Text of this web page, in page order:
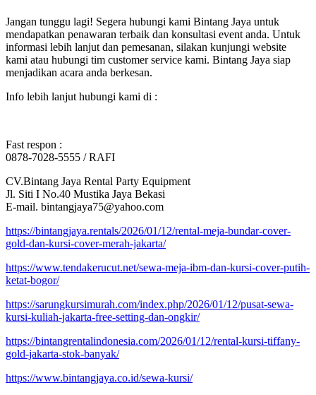
Jangan tunggu lagi! Segera hubungi kami Bintang Jaya untuk
mendapatkan penawaran terbaik dan konsultasi event anda. Untuk
informasi lebih lanjut dan pemesanan, silakan kunjungi website
kami atau hubungi tim customer service kami. Bintang Jaya siap
menjadikan acara anda berkesan.
Info lebih lanjut hubungi kami di :
Fast respon :
0878-7028-5555 / RAFI
CV.Bintang Jaya Rental Party Equipment
Jl. Siti I No.40 Mustika Jaya Bekasi
E-mail. bintangjaya75@yahoo.com
https://bintangjaya.rentals/2026/01/12/rental-meja-bundar-cover-
gold-dan-kursi-cover-merah-jakarta/
https://www.tendakerucut.net/sewa-meja-ibm-dan-kursi-cover-putih-
ketat-bogor/
https://sarungkursimurah.com/index.php/2026/01/12/pusat-sewa-
kursi-kuliah-jakarta-free-setting-dan-ongkir/
https://bintangrentalindonesia.com/2026/01/12/rental-kursi-tiffany-
gold-jakarta-stok-banyak/
https://www.bintangjaya.co.id/sewa-kursi/